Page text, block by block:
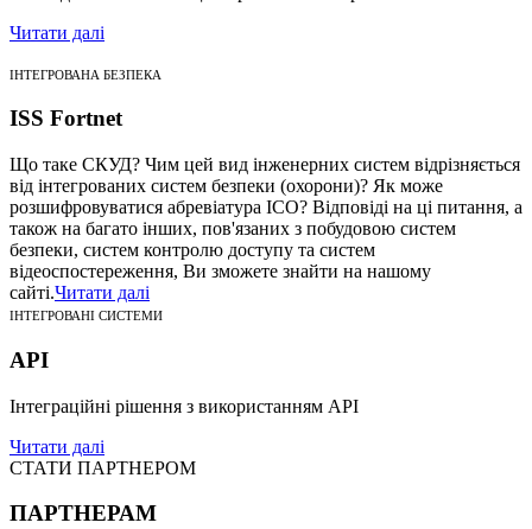
Читати далі
ІНТЕГРОВАНА БЕЗПЕКА
ISS Fortnet
Що таке СКУД? Чим цей вид інженерних систем відрізняється
від інтегрованих систем безпеки (охорони)? Як може
розшифровуватися абревіатура ІСО? Відповіді на ці питання, а
також на багато інших, пов'язаних з побудовою систем
безпеки, систем контролю доступу та систем
відеоспостереження, Ви зможете знайти на нашому
сайті.Читати далі
ІНТЕГРОВАНІ СИСТЕМИ
API
Інтеграційні рішення з використанням API
Читати далі
СТАТИ ПАРТНЕРОМ
ПАРТНЕРАМ